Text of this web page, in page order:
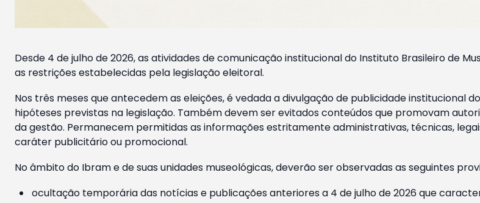
Desde 4 de julho de 2026, as atividades de comunicação institucional do Instituto Brasileiro de
as restrições estabelecidas pela legislação eleitoral.
Nos três meses que antecedem as eleições, é vedada a divulgação de publicidade institucional
hipóteses previstas na legislação. Também devem ser evitados conteúdos que promovam
da gestão. Permanecem permitidas as informações estritamente administrativas, técnicas,
caráter publicitário ou promocional.
No âmbito do Ibram e de suas unidades museológicas, deverão ser observadas as seguintes
ocultação temporária das notícias e publicações anteriores a 4 de julho de 2026 que